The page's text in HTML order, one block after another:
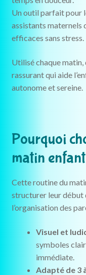
Un outil parfait pour
assistants maternels
efficaces sans stress.
Utilisé chaque
rassurant qui aide
autonome et sereine.
Pourquoi
matin
Cette routine du
structurer leur début
l’organisation des
Visuel et
symboles
immédiate.
Adapté de 3